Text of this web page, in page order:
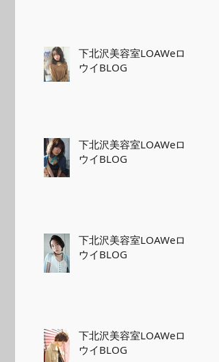
下北沢美容室LOAWeロ
ウイBLOG
下北沢美容室LOAWeロ
ウイBLOG
下北沢美容室LOAWeロ
ウイBLOG
下北沢美容室LOAWeロ
ウイBLOG